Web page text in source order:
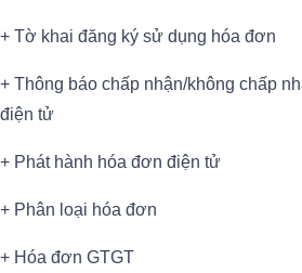
+ Tờ khai đăng ký sử dụng hóa đơn
+ Thông báo chấp nhận/không chấp
điện tử
+ Phát hành hóa đơn điện tử
+ Phân loại hóa đơn
+ Hóa đơn GTGT